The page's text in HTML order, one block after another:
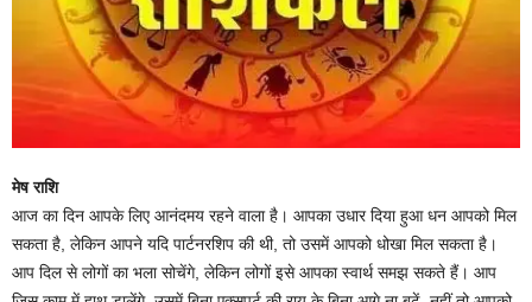
मेष राशि
आज का दिन आपके लिए आनंदमय रहने वाला है। आपका उधार दिया हुआ धन आपको मिल
सकता है, लेकिन आपने यदि पार्टनरशिप की थी, तो उसमें आपको धोखा मिल सकता है।
आप दिल से लोगों का भला सोचेंगे, लेकिन लोगों इसे आपका स्वार्थ समझ सकते हैं। आप